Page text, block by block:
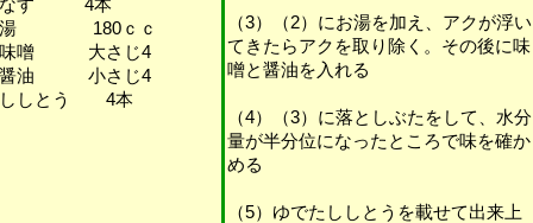
なす 4本
湯 180ｃｃ
味噌 大さじ4
醤油 小さじ4
ししとう 4本
（3）（2）にお湯を加え、アクが浮い
てきたらアクを取り除く。その後に味
噌と醤油を入れる
（4）（3）に落としぶたをして、水分
量が半分位になったところで味を確か
める
（5）ゆでたししとうを載せて出来上